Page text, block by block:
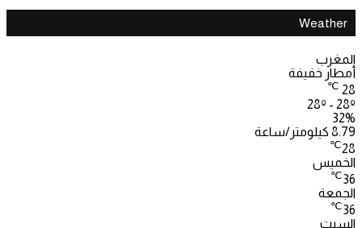
Weather
المغرب
أمطار خفيفة
28
℃
28º - 28º
32%
8.79 كيلومتر/ساعة
28
℃
الخميس
36
℃
الجمعة
36
℃
السبت